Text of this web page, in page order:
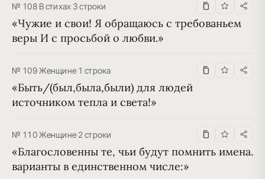
№ 108·В стихах·3 строки
«Чужие и свои! Я обращаюсь с требованьем
веры И с просьбой о любви.»
№ 109·Женщине·1 строка
«Быть/(был,была,были) для людей
источником тепла и света!»
№ 110·Женщине·2 строки
«Благословенны те, чьи будут помнить имена.
варианты в единственном числе:»